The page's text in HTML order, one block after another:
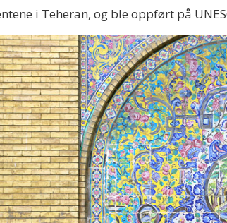
i Teheran, og ble oppført på